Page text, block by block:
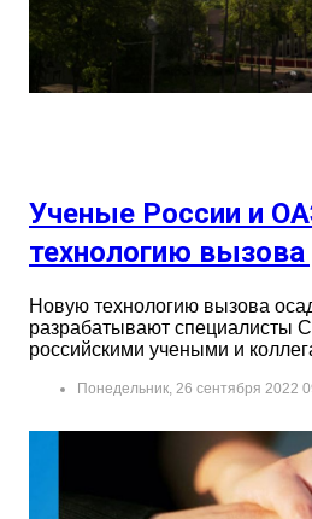
Ученые России и
технологию
Новую технологию вызова
разрабатывают специалисты
российскими учеными и
Понедельник, 26 сентября 2022